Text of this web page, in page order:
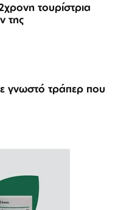
τουρίστρια
της
γνωστό τράπερ που